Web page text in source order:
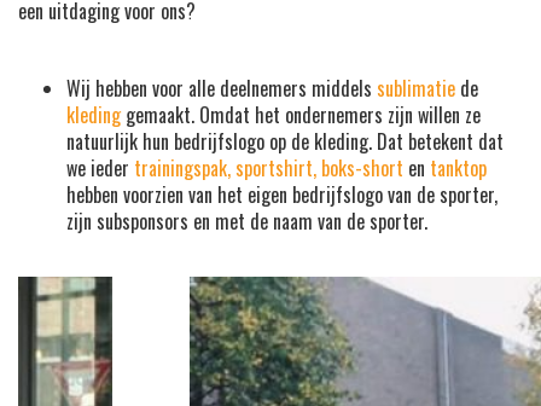
een uitdaging voor ons?
Wij hebben voor alle deelnemers middels sublimatie de
kledinggemaakt. Omdat het ondernemers zijn willen ze
natuurlijk hun bedrijfslogo op de kleding. Dat betekent dat
we ieder trainingspak, sportshirt, boks-short en tanktop
hebben voorzien van het eigen bedrijfslogo van de sporter,
zijn subsponsors en met de naam van de sporter.